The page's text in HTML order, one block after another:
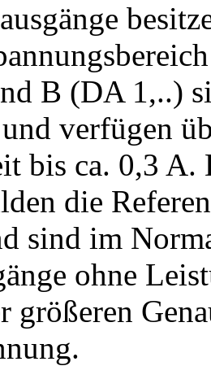
B (DA 1,..)
verfügen
bis ca. 0,3
die
sind im
ohne
größeren